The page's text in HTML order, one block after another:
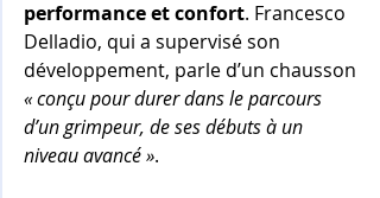
performance et confort. Francesco
Delladio, qui a supervisé son
développement, parle d’un chausson
« conçu pour durer dans le parcours
d’un grimpeur, de ses débuts à un
niveau avancé ».